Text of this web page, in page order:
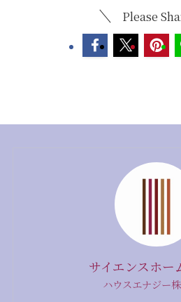
Please
サイエンスホー
ハウスエナジー